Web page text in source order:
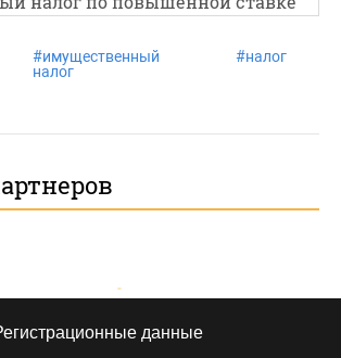
#имущественный
налог
#налог
данные